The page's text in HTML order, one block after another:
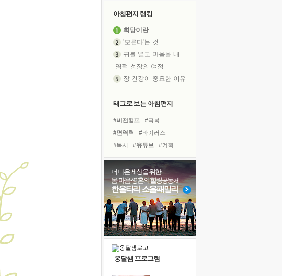
아침편지 랭킹
희망이란
'모른다'는 것
귀를 열고 마음을 내어주고
영적 성장의 여정
장 건강이 중요한 이유
꿈이 실제가 되는 것
'말 타는 법'을 먼저
졸업식 사진을 보며
아픈 아버지를 위한 공간 설계
극심한 변비, 어깨결림, 수면 장애
보고 싶은 어머니
유년 시절의 부산 영도 바다
못된 꼰대들
거울 속의 나
태그로 보는 아침편지
#비전캠프
#극복
#면역력
#바이러스
#독서
#유튜브
#계획
#위기
#삶 #리더
#선택
#독서캠프
#링컨학교
#도움
#건강
#나눔
#경험
#희망
#아이들
#다짐
#힐링
더 나은 세상을 위한
몸·마음·영혼의 힐링공동체
한울타리 소울패밀리
옹달샘 프로그램